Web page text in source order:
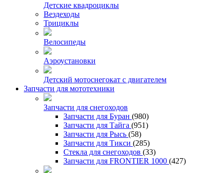
Детские квадроциклы
Вездеходы
Трициклы
Велосипеды
Аэроустановки
Детский мотоснегокат с двигателем
Запчасти для мототехники
Запчасти для снегоходов
Запчасти для Буран (980)
Запчасти для Тайга (951)
Запчасти для Рысь (58)
Запчасти для Тикси (285)
Стекла для снегоходов (33)
Запчасти для FRONTIER 1000 (427)